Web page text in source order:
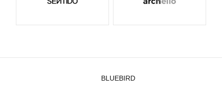
BLUEBIRD